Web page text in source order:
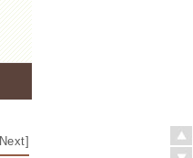
Next]